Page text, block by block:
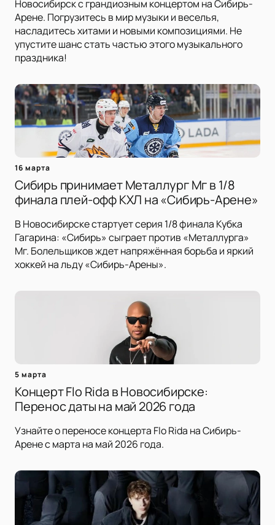
Новосибирск с грандиозным концертом на Сибирь-
Арене. Погрузитесь в мир музыки и веселья,
насладитесь хитами и новыми композициями. Не
упустите шанс стать частью этого музыкального
праздника!
16 марта
Сибирь принимает Металлург Мг в 1/8
финала плей-офф КХЛ на «Сибирь-Арене»
В Новосибирске стартует серия 1/8 финала Кубка
Гагарина: «Сибирь» сыграет против «Металлурга»
Мг. Болельщиков ждет напряжённая борьба и яркий
хоккей на льду «Сибирь-Арены».
5 марта
Концерт Flo Rida в Новосибирске:
Перенос даты на май 2026 года
Узнайте о переносе концерта Flo Rida на Сибирь-
Арене с марта на май 2026 года.